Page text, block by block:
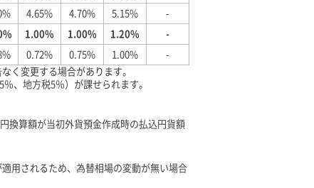
4.65% 4.70% 5.15% -
1.00% 1.00% 1.20%
-
0.72% 0.75% 1.00%
-
く変更する場合があります。
、地方税5％）が課せられます。
換算額が当初外貨預金作成時の払込円貨額
用されるため、為替相場の変動が無い場合